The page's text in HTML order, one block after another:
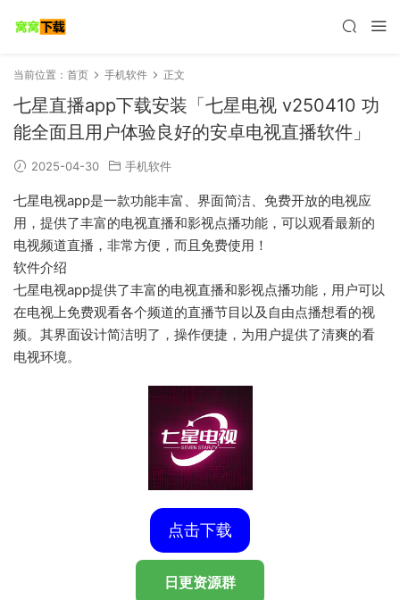
当前位置： 首页 手机软件 正文
七星直播app下载安装「七星电视 v250410 功
能全面且用户体验良好的安卓电视直播软件」
2025-04-30 手机软件
七星电视app是一款功能丰富、界面简洁、免费开放的电视应
用，提供了丰富的电视直播和影视点播功能，可以观看最新的
电视频道直播，非常方便，而且免费使用！
软件介绍
七星电视app提供了丰富的电视直播和影视点播功能，用户可以
在电视上免费观看各个频道的直播节目以及自由点播想看的视
频。其界面设计简洁明了，操作便捷，为用户提供了清爽的看
电视环境。
点击下载
日更资源群